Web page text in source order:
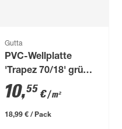
Gutta
PVC-Wellplatte
'Trapez 70/18' grün
200 x 90 x 0,12 cm
10,55 €/ m²
18,99 € / Pack